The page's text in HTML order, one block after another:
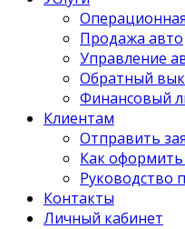
Продажа авто
Управление
Обратный
Финансовый
Клиентам
Отправить
Как оформить
Руководство
Контакты
Личный кабинет